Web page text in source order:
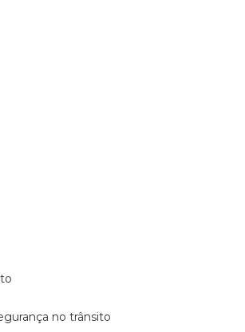
no trânsito